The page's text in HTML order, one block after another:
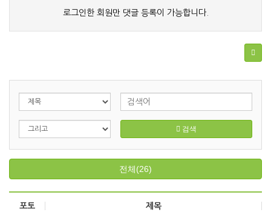
로그인한 회원만 댓글 등록이 가능합니다.
검색
전체(26)
포토 제목